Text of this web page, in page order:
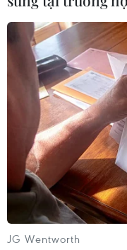
13/02/2020 06:11
Công an huyện Mỹ
hợp với các cơ
giao thông nghiêm
khiến 3 người tử
JG Wentworth